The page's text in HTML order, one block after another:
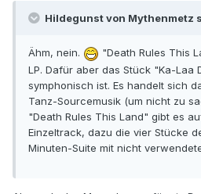
Hildegunst von Mythenmetz
Ähm, nein.
"Death Rules This
LP. Dafür aber das Stück "Ka-Laa
symphonisch ist. Es handelt sich
Tanz-Sourcemusik (um nicht zu
"Death Rules This Land" gibt es
Einzeltrack, dazu die vier Stücke
Minuten-Suite mit nicht